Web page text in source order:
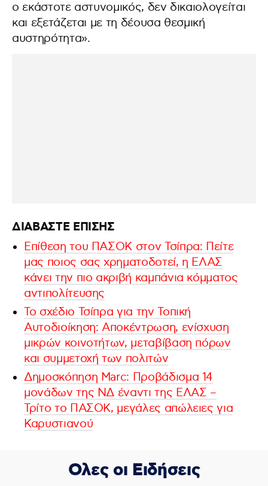
ο εκάστοτε αστυνομικός, δεν δικαιολογείται
και εξετάζεται με τη δέουσα θεσμική
αυστηρότητα».
ΔΙΑΒΑΣΤΕ ΕΠΙΣΗΣ
Eπίθεση του ΠΑΣΟΚ στον Τσίπρα: Πείτε
μας ποιος σας χρηματοδοτεί, η ΕΛΑΣ
κάνει την πιο ακριβή καμπάνια κόμματος
αντιπολίτευσης
Το σχέδιο Τσίπρα για την Τοπική
Αυτοδιοίκηση: Αποκέντρωση, ενίσχυση
μικρών κοινοτήτων, μεταβίβαση πόρων
και συμμετοχή των πολιτών
Δημοσκόπηση Marc: Προβάδισμα 14
μονάδων της ΝΔ έναντι της ΕΛΑΣ –
Τρίτο το ΠΑΣΟΚ, μεγάλες απώλειες για
Καρυστιανού
Ολες οι Ειδήσεις